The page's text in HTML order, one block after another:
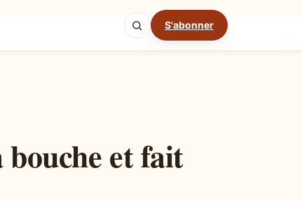
S'abonner
Mode cuisine
et fait